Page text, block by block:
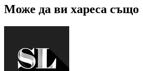
Може да ви хареса също